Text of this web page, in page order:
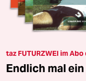
taz FUTURZWEI im
Endlich mal